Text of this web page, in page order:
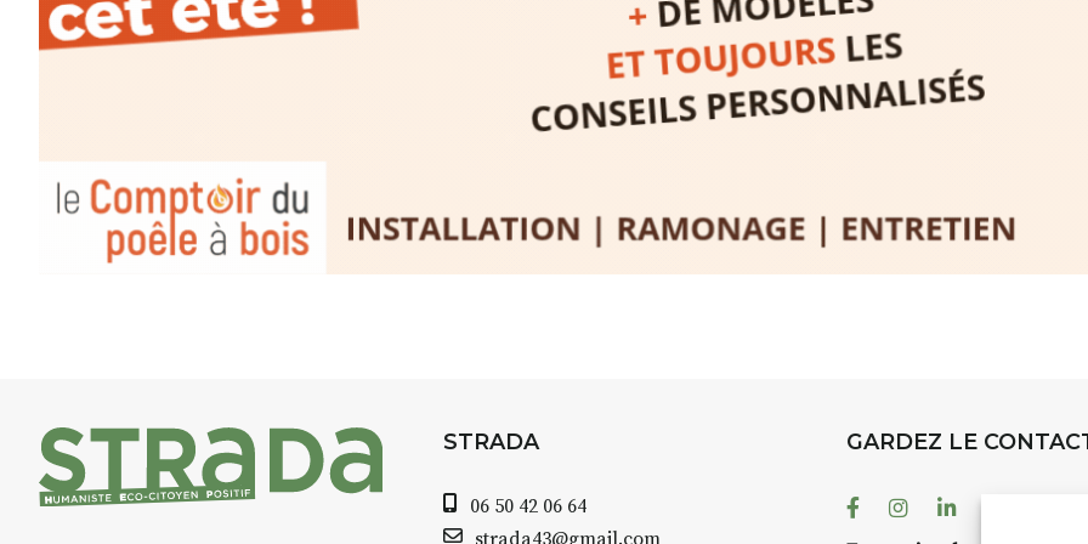
minutes du Puy-en-Velay
aquarelle, encre, ou contenu hybride.
Le programme :
8h : rendez-vous au point de départ
Et si le temps se gâte : un atelier abrité
permettra de continuer à créer.
À partir de 90€/jour(soit 270€ les 3 jours
STRADA
galerie à
STRADA
06 50 42 06 64
GARDEZ LE
FacebookInstagramLinkedin